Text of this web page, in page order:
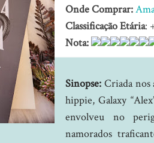
Onde Comprar:
Classificação Etária:
Nota:
Sinopse: Criada nos
hippie, Galaxy
envolveu no
namorados